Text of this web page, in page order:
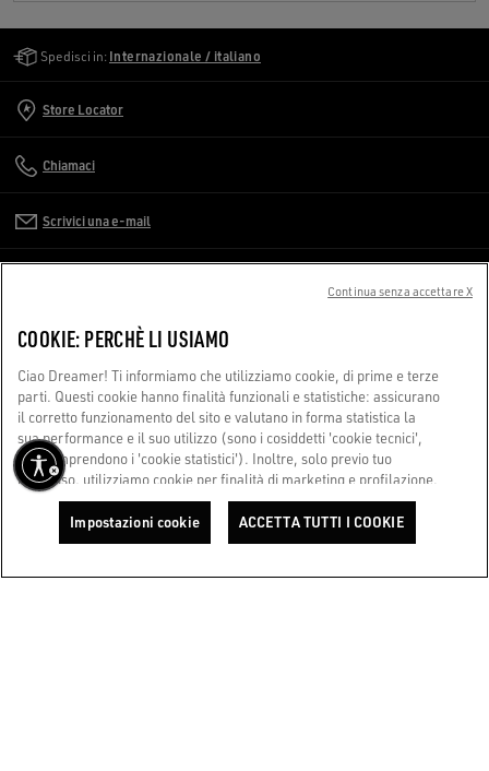
Spedisci in: Internazionale / italiano
Store Locator
Chiamaci
Scrivici una e-mail
CORPORATE
TERMINI D'USO
SIAMO QUI PER AIUTARTI
Stai utilizzando uno screen reader e hai difficoltà?
Contattaci
COOKIE: PERCHÈ LI USIAMO
Ciao Dreamer! Ti informiamo che utilizziamo cookie, di prime e terze
parti. Questi cookie hanno finalità funzionali e statistiche: assicurano
il corretto funzionamento del sito e valutano in forma statistica la
sua performance e il suo utilizzo (sono i cosiddetti 'cookie tecnici',
che comprendono i 'cookie statistici'). Inoltre, solo previo tuo
consenso, utilizziamo cookie per finalità di marketing e profilazione.
Questi ci permettono di migliorare la tua esperienza Golden,
personalizzandola con contenuti unici in linea con i tuoi interessi e
desideri. Cliccando su 'Accetta tutti i cookie', ci presti il tuo consenso
preferenze in ogni momento accedendo alla sezione 'Impostazioni
Impostazioni cookie ACCETTA TUTTI I COOKIE
Continua senza accettare X